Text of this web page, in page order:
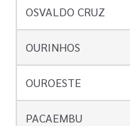
OSVALDO CRUZ
OURINHOS
OUROESTE
PACAEMBU